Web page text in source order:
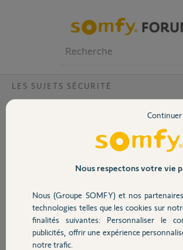
Volet
Sécurité
Domotique
LES SUJETS SÉCURITÉ
modèle de mon dispositif
Où puis-je trouver le modèle de mon dispositif
Tom J.
il y a presque 2 ans
Participer au fil de
Nous respectons votre vie
Nous (Groupe SOMFY) et nos
technologies telles que les cookies sur
finalités suivantes: Personnaliser le
publicités, offrir une expérience
notre trafic.